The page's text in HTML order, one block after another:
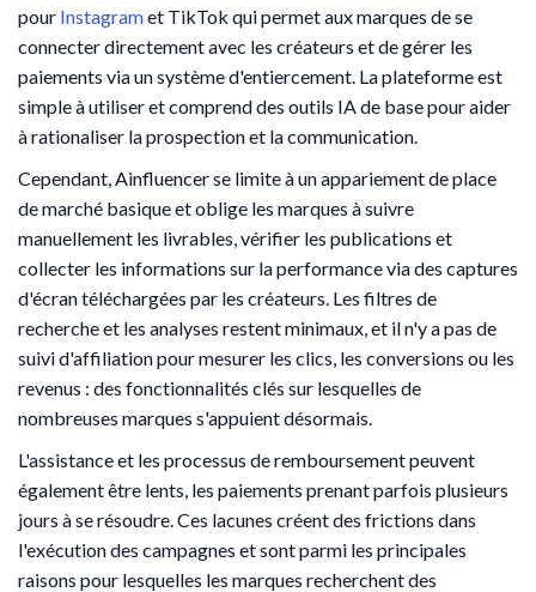
pour Instagramet TikTok qui permet aux marques de se
connecter directement avec les créateurs et de gérer les
paiements via un système d'entiercement. La plateforme est
simple à utiliser et comprend des outils IA de base pour aider
à rationaliser la prospection et la communication.
Cependant, Ainfluencer se limite à un appariement de place
de marché basique et oblige les marques à suivre
manuellement les livrables, vérifier les publications et
collecter les informations sur la performance via des captures
d'écran téléchargées par les créateurs. Les filtres de
recherche et les analyses restent minimaux, et il n'y a pas de
suivi d'affiliation pour mesurer les clics, les conversions ou les
revenus : des fonctionnalités clés sur lesquelles de
nombreuses marques s'appuient désormais.
L'assistance et les processus de remboursement peuvent
également être lents, les paiements prenant parfois plusieurs
jours à se résoudre. Ces lacunes créent des frictions dans
l'exécution des campagnes et sont parmi les principales
raisons pour lesquelles les marques recherchent des